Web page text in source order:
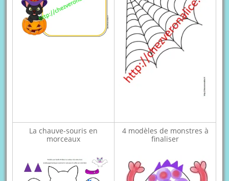
La chauve-souris en
morceaux
4 modèles de monstres à
finaliser